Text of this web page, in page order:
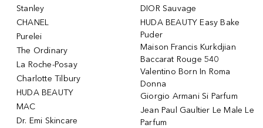
Stanley
CHANEL
Purelei
The Ordinary
La Roche-Posay
Charlotte Tilbury
HUDA BEAUTY
MAC
Dr. Emi Skincare
DIOR Sauvage
HUDA BEAUTY Easy Bake
Puder
Maison Francis Kurkdjian
Baccarat Rouge 540
Valentino Born In Roma
Donna
Giorgio Armani Si Parfum
Jean Paul Gaultier Le Male Le
Parfum